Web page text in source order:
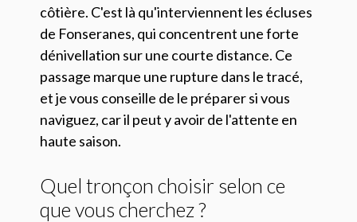
côtière. C'est là qu'interviennent les écluses
de Fonseranes, qui concentrent une forte
dénivellation sur une courte distance. Ce
passage marque une rupture dans le tracé,
et je vous conseille de le préparer si vous
naviguez, car il peut y avoir de l'attente en
haute saison.
Quel tronçon choisir selon ce
que vous cherchez ?